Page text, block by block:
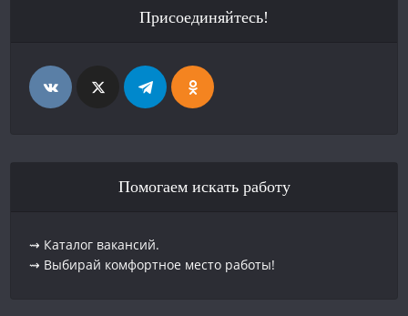
Присоединяйтесь!
Помогаем искать работу
⇝ Каталог вакансий.
⇝ Выбирай комфортное место работы!